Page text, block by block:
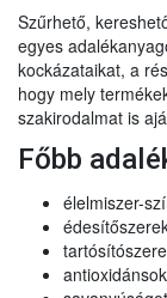
Szűrhető,
egyes
kockázataikat, a
hogy mely
szakirodalmat is
Főbb
élelmiszer-